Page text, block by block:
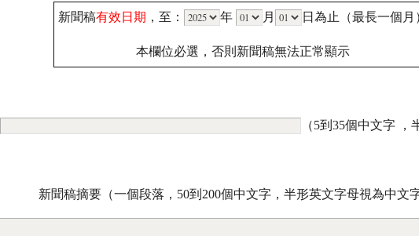
新聞稿有效日期 ，至： 年 月 日為止（最長一個月
本欄位必選，否則新聞稿無法正常顯示
（5到35個中文字 ，
新聞稿摘要（一個段落，50到200個中文字，半形英文字母視為中文